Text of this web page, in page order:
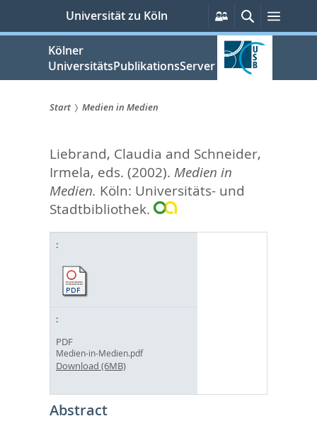
springen
Universität zu Köln
Persönliche
Services
Suche
Kölner
UniversitätsPublikationsServer
sind
hier:
Start Medien in Medien
Liebrand, Claudia and Schneider,
Irmela, eds. (2002). Medien in
Medien. Köln: Universitäts- und
Stadtbibliothek.
PDF
Medien-in-Medien.pdf
Download (6MB)
Abstract